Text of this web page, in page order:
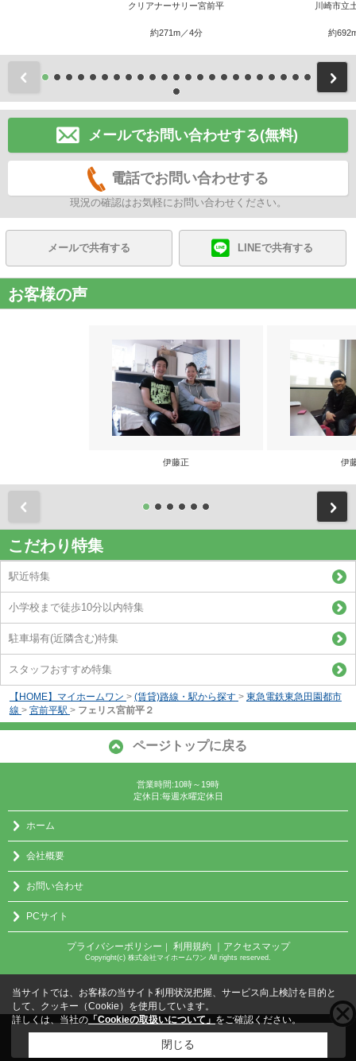
クリアナーサリー宮前平
約271m／4分
川崎市立
約
前
メールでお問い合わせする(無料)
電話でお問い合わせする
現況の確認はお気軽にお問い合わせください。
メールで共有する LINEで共有する
お客様の声
伊藤正 伊
こだわり特集
駅近特集
小学校まで徒歩10分以内特集
駐車場有(近隣含む)特集
スタッフおすすめ特集
【HOME】マイホームワン > (賃貸)路線・駅から探す > 東急電鉄東急田園都市
線 > 宮前平駅 > フェリス宮前平２
ページトップに戻る
営業時間:10時～19時
定休日:毎週水曜定休日
ホーム
会社概要
お問い合わせ
PCサイト
プライバシーポリシー 利用規約 ｜アクセスマップ
Copyright(c) 株式会社マイホームワン All rights reserved.
こちらの物件をご覧の方にお勧めな物件
当サイトでは、お客様の当サイト利用状況把握、サービス向上検討を目的と
して、クッキー（Cookie）を使用しています。
詳しくは、当社の 「Cookieの取扱いについて」 をご確認ください。
閉じる